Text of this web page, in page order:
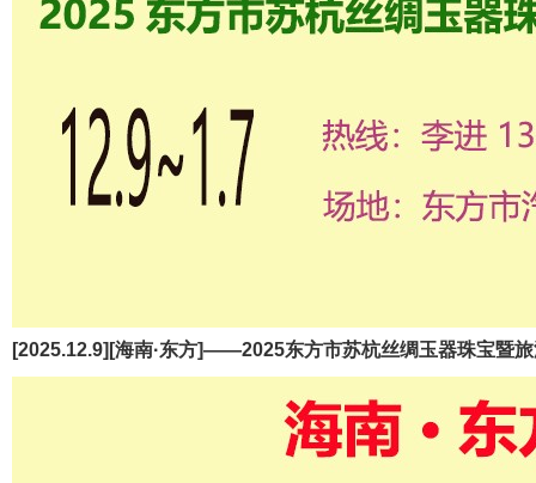
[2025.12.9][海南·东方]——2025东方市苏杭丝绸玉器珠宝暨